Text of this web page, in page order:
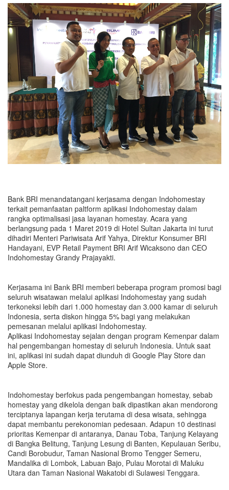
Bank BRI menandatangani kerjasama dengan Indohomestay
terkait pemanfaatan paltform aplikasi Indohomestay dalam
rangka optimalisasi jasa layanan homestay. Acara yang
berlangsung pada 1 Maret 2019 di Hotel Sultan Jakarta ini turut
dihadiri Menteri Pariwisata Arif Yahya, Direktur Konsumer BRI
Handayani, EVP Retail Payment BRI Arif Wicaksono dan CEO
Indohomestay Grandy Prajayakti.
Kerjasama ini Bank BRI memberi beberapa program promosi bagi
seluruh wisatawan melalui aplikasi Indohomestay yang sudah
terkoneksi lebih dari 1.000 homestay dan 3.000 kamar di seluruh
Indonesia, serta diskon hingga 5% bagi yang melakukan
pemesanan melalui aplikasi Indohomestay.
Aplikasi Indohomestay sejalan dengan program Kemenpar dalam
hal pengembangan homestay di seluruh Indonesia. Untuk saat
ini, aplikasi ini sudah dapat diunduh di Google Play Store dan
Apple Store.
Indohomestay berfokus pada pengembangan homestay, sebab
homestay yang dikelola dengan baik dipastikan akan mendorong
terciptanya lapangan kerja terutama di desa wisata, sehingga
dapat membantu perekonomian pedesaan. Adapun 10 destinasi
prioritas Kemenpar di antaranya, Danau Toba, Tanjung Kelayang
di Bangka Belitung, Tanjung Lesung di Banten, Kepulauan Seribu,
Candi Borobudur, Taman Nasional Bromo Tengger Semeru,
Mandalika di Lombok, Labuan Bajo, Pulau Morotai di Maluku
Utara dan Taman Nasional Wakatobi di Sulawesi Tenggara.